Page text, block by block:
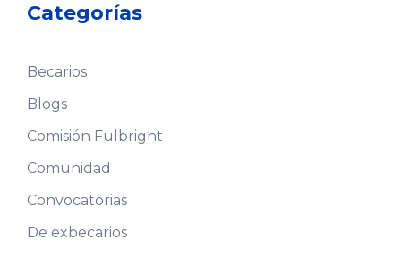
Categorías
Becarios
Blogs
Comisión Fulbright
Comunidad
Convocatorias
De exbecarios